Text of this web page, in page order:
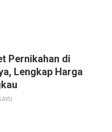
Pernikahan di
Lengkap Harga